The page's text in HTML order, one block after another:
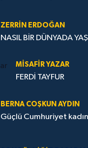
ZERRIN ERDOĞAN
NASIL BİR DÜNYADA
MISAFIR YAZAR
FERDİ TAYFUR
BERNA COŞKUN AYDIN
Güçlü Cumhuriyet